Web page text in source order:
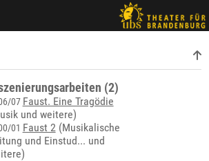
(2)
07 Faust. Eine Tragödie
und weitere)
01 Faust 2(Musikalische
und Einstud... und